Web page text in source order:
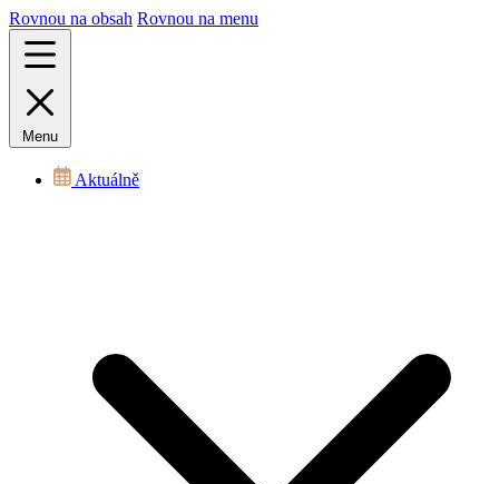
Rovnou na obsah Rovnou na menu
Menu
Aktuálně